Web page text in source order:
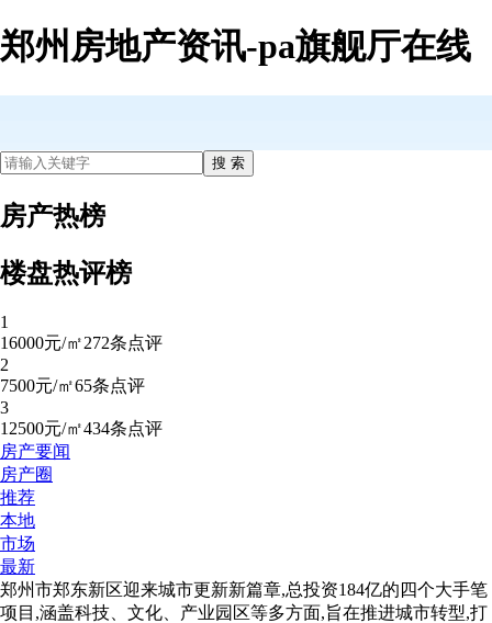
郑州房地产资讯-pa旗舰厅在线
房产热榜
楼盘热评榜
1
16000元/㎡272条点评
2
7500元/㎡65条点评
3
12500元/㎡434条点评
房产要闻
房产圈
推荐
本地
市场
最新
郑州市郑东新区迎来城市更新新篇章,总投资184亿的四个大手笔
项目,涵盖科技、文化、产业园区等多方面,旨在推进城市转型,打